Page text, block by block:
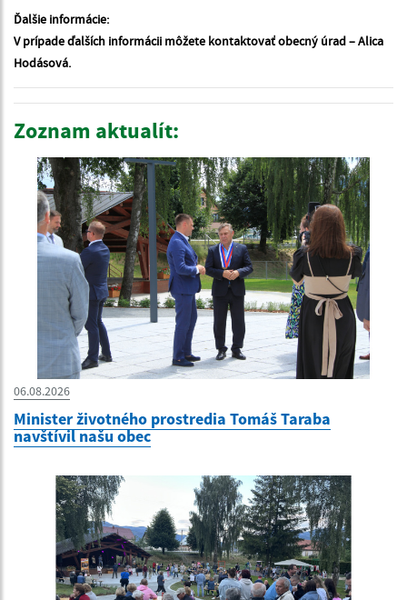
Ďalšie informácie:
V prípade ďalších informácii môžete kontaktovať obecný úrad – Alica
Hodásová.
Zoznam aktualít:
06.08.2026
Minister životného prostredia Tomáš Taraba
navštívil našu obec